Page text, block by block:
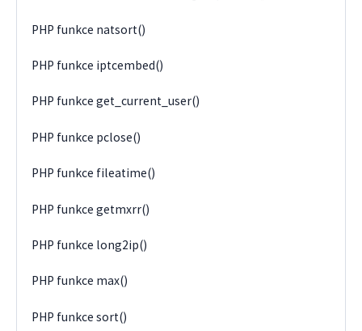
PHP funkce natsort()
PHP funkce iptcembed()
PHP funkce get_current_user()
PHP funkce pclose()
PHP funkce fileatime()
PHP funkce getmxrr()
PHP funkce long2ip()
PHP funkce max()
PHP funkce sort()